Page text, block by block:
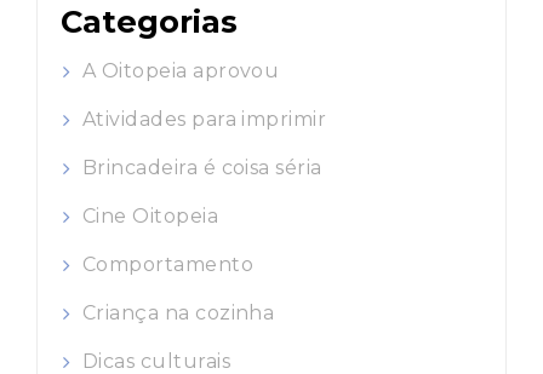
Categorias
A Oitopeia aprovou
Atividades para imprimir
Brincadeira é coisa séria
Cine Oitopeia
Comportamento
Criança na cozinha
Dicas culturais